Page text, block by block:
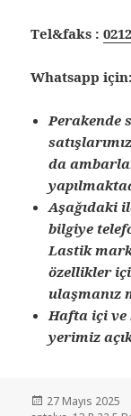
Tel&faks :
Whatsapp için:
Perakende
da
Aşağıdaki
bilgiye
Lastik
özellikler
ulaşmanız
Hafta içi ve
yerimiz
Yayın
27 Mayıs 2025